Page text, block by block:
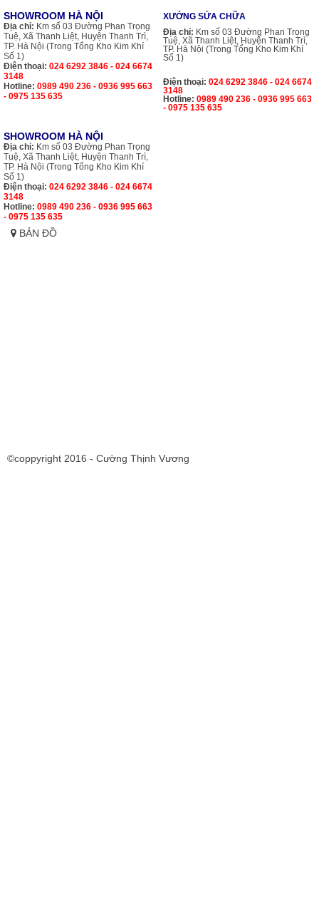
SHOWROOM HÀ NỘI
Địa chỉ: Km số 03 Đường Phan Trọng
Tuệ, Xã Thanh Liệt, Huyện Thanh Trì,
TP. Hà Nội (Trong Tổng Kho Kim Khí
Số 1)
Điện thoại: 024 6292 3846 - 024 6674
3148
Hotline: 0989 490 236 - 0936 995 663
- 0975 135 635
XƯỞNG SỬA CHỮA
Địa chỉ: Km số 03 Đường Phan Trọng
Tuệ, Xã Thanh Liệt, Huyện Thanh Trì,
TP. Hà Nội (Trong Tổng Kho Kim Khí
Số 1)
Điện thoại: 024 6292 3846 - 024 6674
3148
Hotline: 0989 490 236 - 0936 995 663
- 0975 135 635
SHOWROOM HÀ NỘI
Địa chỉ: Km số 03 Đường Phan Trọng
Tuệ, Xã Thanh Liệt, Huyện Thanh Trì,
TP. Hà Nội (Trong Tổng Kho Kim Khí
Số 1)
Điện thoại: 024 6292 3846 - 024 6674
3148
Hotline: 0989 490 236 - 0936 995 663
- 0975 135 635
BẢN ĐỒ
©coppyright 2016 - Cường Thịnh Vương